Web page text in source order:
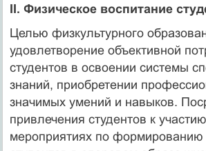
II. Физическое воспитание
Целью физкультурного
удовлетворение объективной
студентов в освоении системы
знаний, приобретении
значимых умений и навыков.
привлечения студентов к
мероприятиях по формированию